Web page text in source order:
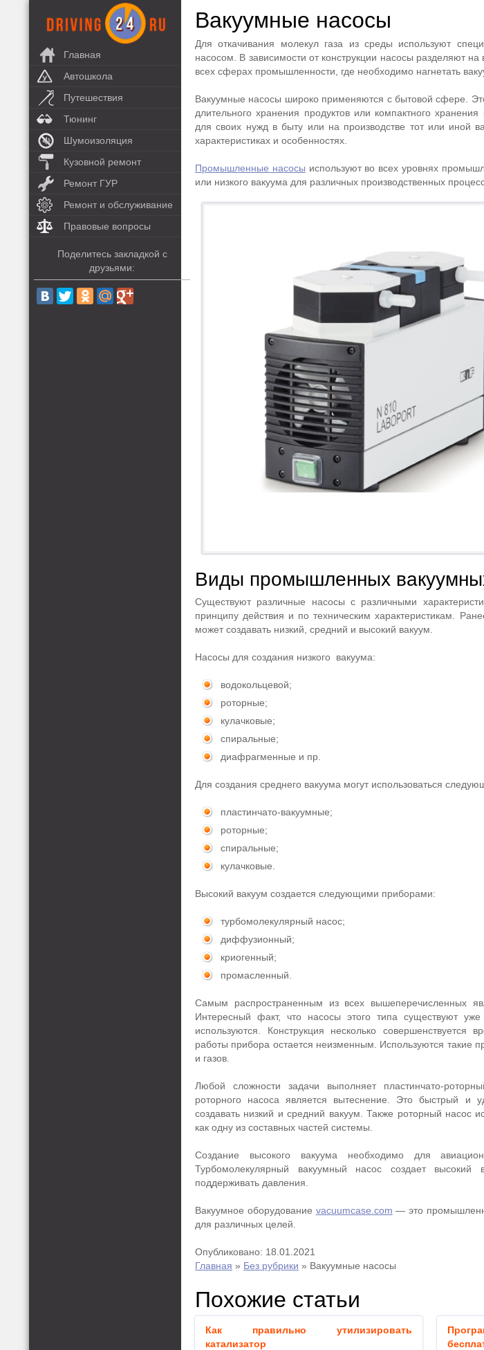
Главная
Автошкола
Путешествия
Тюнинг
Шумоизоляция
Кузовной ремонт
Ремонт ГУР
Ремонт и обслуживание
Правовые вопросы
Поделитесь закладкой с
друзьями:
Вакуумные насосы
Для откачивания молекул газа из среды используют
насосом. В зависимости от конструкции насосы разделяют
всех сферах промышленности, где необходимо нагнетать
Вакуумные насосы широко применяются с бытовой сфере.
длительного хранения продуктов или компактного
для своих нужд в быту или на производстве тот или иной
характеристиках и особенностях.
Промышленные насосы используют во всех уровнях
или низкого вакуума для различных производственных
Виды промышленных
Существуют различные насосы с различными
принципу действия и по техническим характеристикам.
может создавать низкий, средний и высокий вакуум.
Насосы для создания низкого вакуума:
водокольцевой;
роторные;
кулачковые;
спиральные;
диафрагменные и пр.
Для создания среднего вакуума могут использоваться
пластинчато-вакуумные;
роторные;
спиральные;
кулачковые.
Высокий вакуум создается следующими приборами:
турбомолекулярный насос;
диффузионный;
криогенный;
промасленный.
Самым распространенным из всех вышеперечисленных
Интересный факт, что насосы этого типа существуют
используются. Конструкция несколько
работы прибора остается неизменным. Используются такие
и газов.
Любой сложности задачи выполняет пластинчато-
роторного насоса является вытеснение. Это быстрый и
создавать низкий и средний вакуум. Также роторный насос
как одну из составных частей системы.
Создание высокого вакуума необходимо для
Турбомолекулярный вакуумный насос создает
поддерживать давления.
Вакуумное оборудование vacuumcase.com — это
для различных целей.
Опубликовано: 18.01.2021
Главная » Без рубрики » Вакуумные насосы
Похожие статьи
Как правильно утилизировать
катализатор